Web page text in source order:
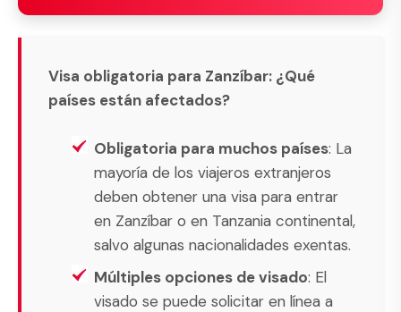
Visa obligatoria para Zanzíbar: ¿Qué
países están afectados?
Obligatoria para muchos países: La
mayoría de los viajeros extranjeros
deben obtener una visa para entrar
en Zanzíbar o en Tanzania continental,
salvo algunas nacionalidades exentas.
Múltiples opciones de visado: El
visado se puede solicitar en línea a